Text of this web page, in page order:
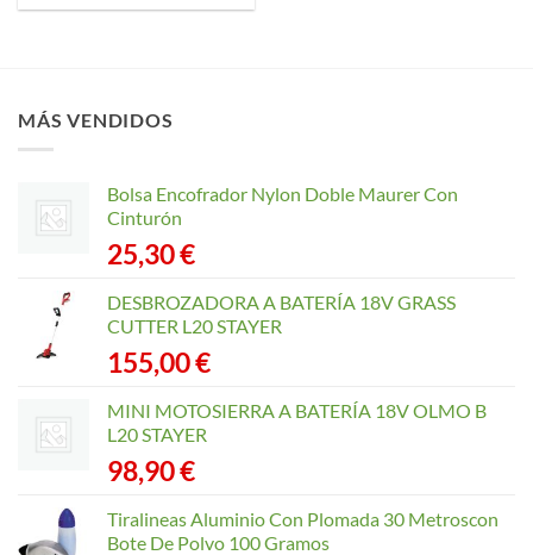
42,70 €
Las
opciones
elegir
página
producto
MÁS VENDIDOS
Bolsa Encofrador Nylon Doble Maurer Con
Cinturón
25,30€
DESBROZADORA A BATERÍA 18V GRASS
CUTTER L20 STAYER
155,00€
MINI MOTOSIERRA A BATERÍA 18V OLMO B
L20 STAYER
98,90€
Tiralineas Aluminio Con Plomada 30 Metroscon
Bote De Polvo 100 Gramos